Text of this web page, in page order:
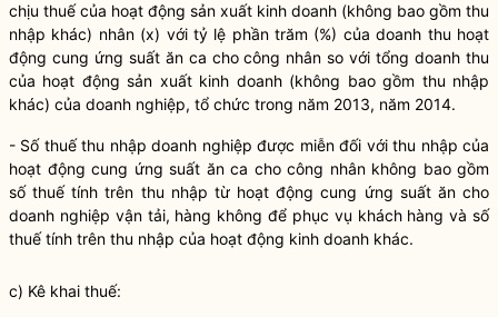
chịu thuế của hoạt động sản xuất kinh doanh (không bao gồm thu
nhập khác) nhân (x) với tỷ lệ phần trăm (%) của doanh thu hoạt
động cung ứng suất ăn ca cho công nhân so với tổng doanh thu
của hoạt động sản xuất kinh doanh (không bao gồm thu nhập
khác) của doanh nghiệp, tổ chức trong năm 2013, năm 2014.
- Số thuế thu nhập doanh nghiệp được miễn đối với thu nhập của
hoạt động cung ứng suất ăn ca cho công nhân không bao gồm
số thuế tính trên thu nhập từ hoạt động cung ứng suất ăn cho
doanh nghiệp vận tải, hàng không để phục vụ khách hàng và số
thuế tính trên thu nhập của hoạt động kinh doanh khác.
c) Kê khai thuế: